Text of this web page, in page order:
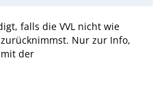
falls die VVL nicht wie
Nur zur Info,
der